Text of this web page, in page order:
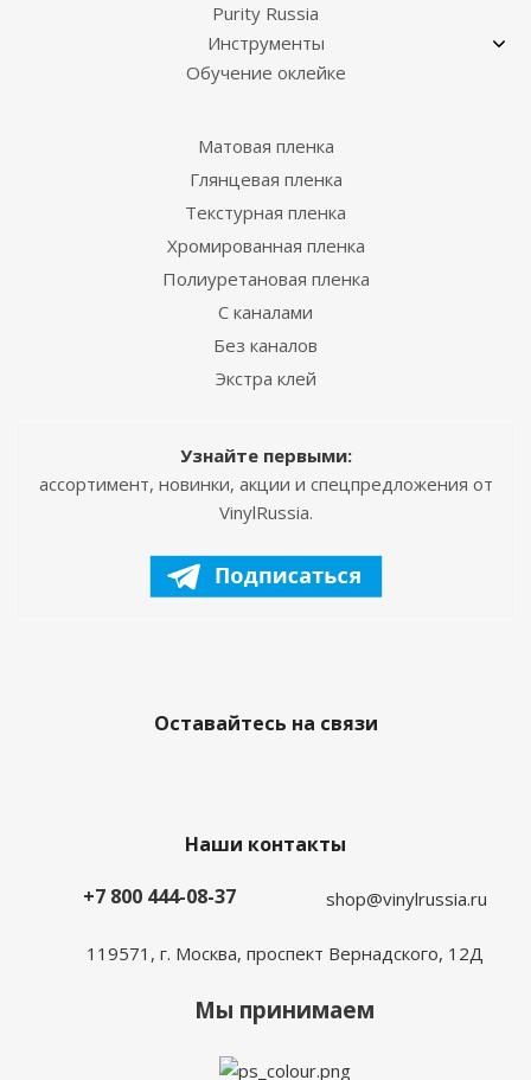
Purity Russia
Инструменты
Обучение оклейке
Матовая пленка
Глянцевая пленка
Текстурная пленка
Хромированная пленка
Полиуретановая пленка
С каналами
Без каналов
Экстра клей
Узнайте первыми:
ассортимент, новинки, акции и спецпредложения от
VinylRussia.
Оставайтесь на связи
Наши контакты
+7 800 444-08-37
shop@vinylrussia.ru
119571, г. Москва, проспект Вернадского, 12Д
Мы принимаем